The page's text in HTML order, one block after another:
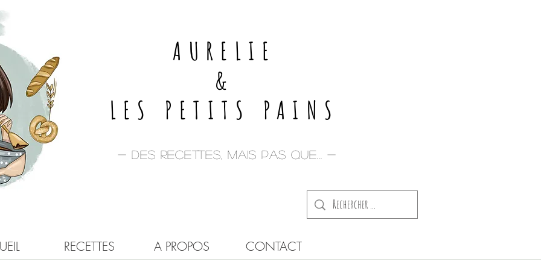
AURELIE
&
LES PETITS PAINS
- Des recettes, mais pas que... -
RECETTES A PROPOS CONTACT